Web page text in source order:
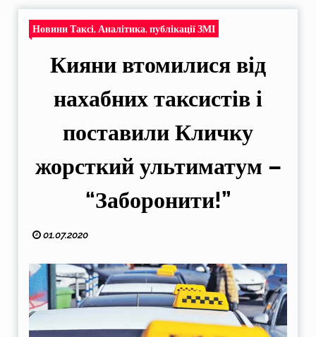
Новини Таксі, Аналітика, публікації ЗМІ
Кияни втомилися від
нахабних таксистів і
поставили Кличку
жорсткий ультиматум –
“Заборонити!”
01.07.2020